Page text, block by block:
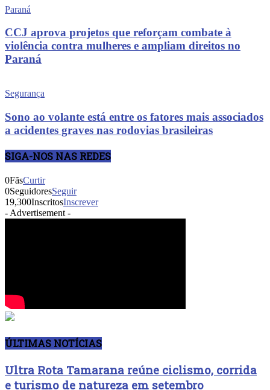
Paraná
CCJ aprova projetos que reforçam combate à
violência contra mulheres e ampliam direitos no
Paraná
Segurança
Sono ao volante está entre os fatores mais associados
a acidentes graves nas rodovias brasileiras
SIGA-NOS NAS REDES
0FãsCurtir
0SeguidoresSeguir
19,300InscritosInscrever
- Advertisement -
ÚLTIMAS NOTÍCIAS
Ultra Rota Tamarana reúne ciclismo, corrida
e turismo de natureza em setembro